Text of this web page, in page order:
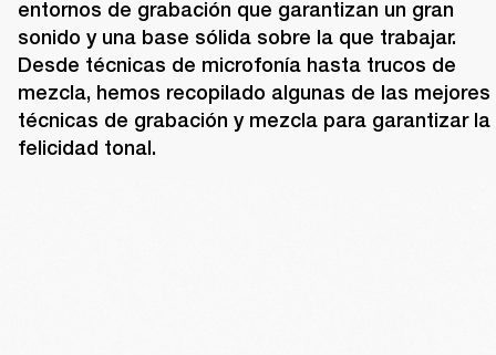
entornos de grabación que garantizan un gran
sonido y una base sólida sobre la que trabajar.
Desde técnicas de microfonía hasta trucos de
mezcla, hemos recopilado algunas de las mejores
técnicas de grabación y mezcla para garantizar la
felicidad tonal.